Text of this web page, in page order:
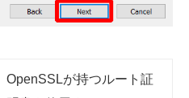
OpenSSLが持つルート証